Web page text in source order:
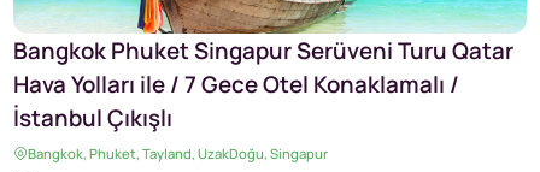
Bangkok Phuket Singapur Serüveni Turu Qatar
Hava Yolları ile / 7 Gece Otel Konaklamalı /
İstanbul Çıkışlı
Bangkok, Phuket, Tayland, UzakDoğu, Singapur